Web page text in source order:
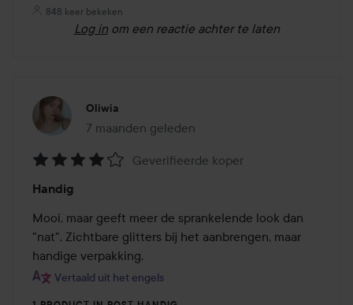
848 keer bekeken
Log in om een reactie achter te laten
Oliwia
7 maanden geleden
Het bericht is gemaakt 7 maanden geleden
4
van
de
5
Geverifieerde koper
Handig
Mooi, maar geeft meer de sprankelende look dan
"nat". Zichtbare glitters bij het aanbrengen, maar
handige verpakking.
Vertaald uit het engels